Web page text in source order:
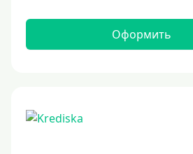
Оформить